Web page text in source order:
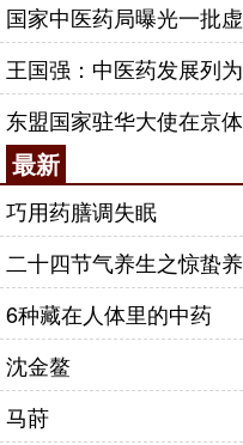
国家中医药局曝光一批
王国强：中医药发展列
东盟国家驻华大使在京
最新
巧用药膳调失眠
二十四节气养生之惊蛰
6种藏在人体里的中药
沈金鳌
马莳